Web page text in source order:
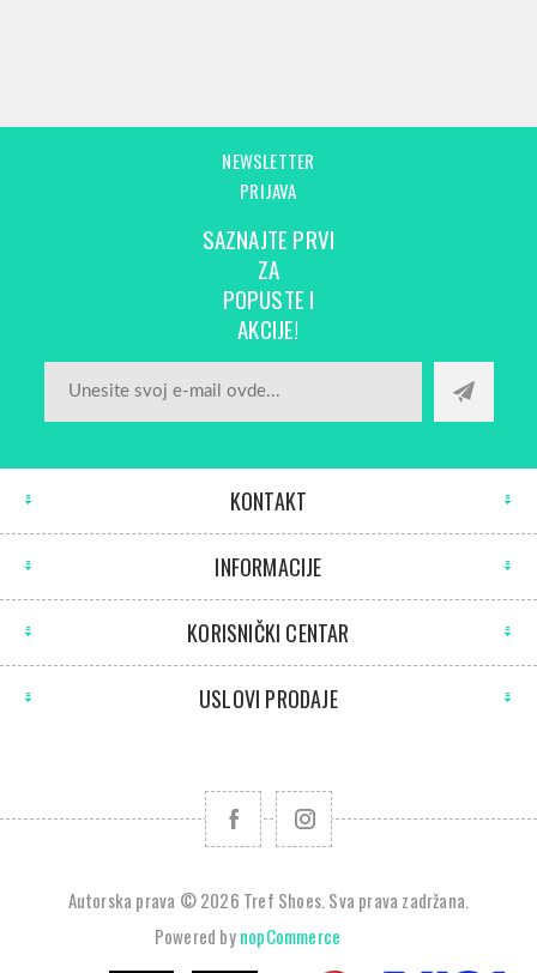
NEWSLETTER
PRIJAVA
SAZNAJTE PRVI
ZA
POPUSTE I
AKCIJE!
KONTAKT
INFORMACIJE
KORISNIČKI CENTAR
USLOVI PRODAJE
Autorska prava © 2026 Tref Shoes. Sva prava zadržana.
Powered bynopCommerce